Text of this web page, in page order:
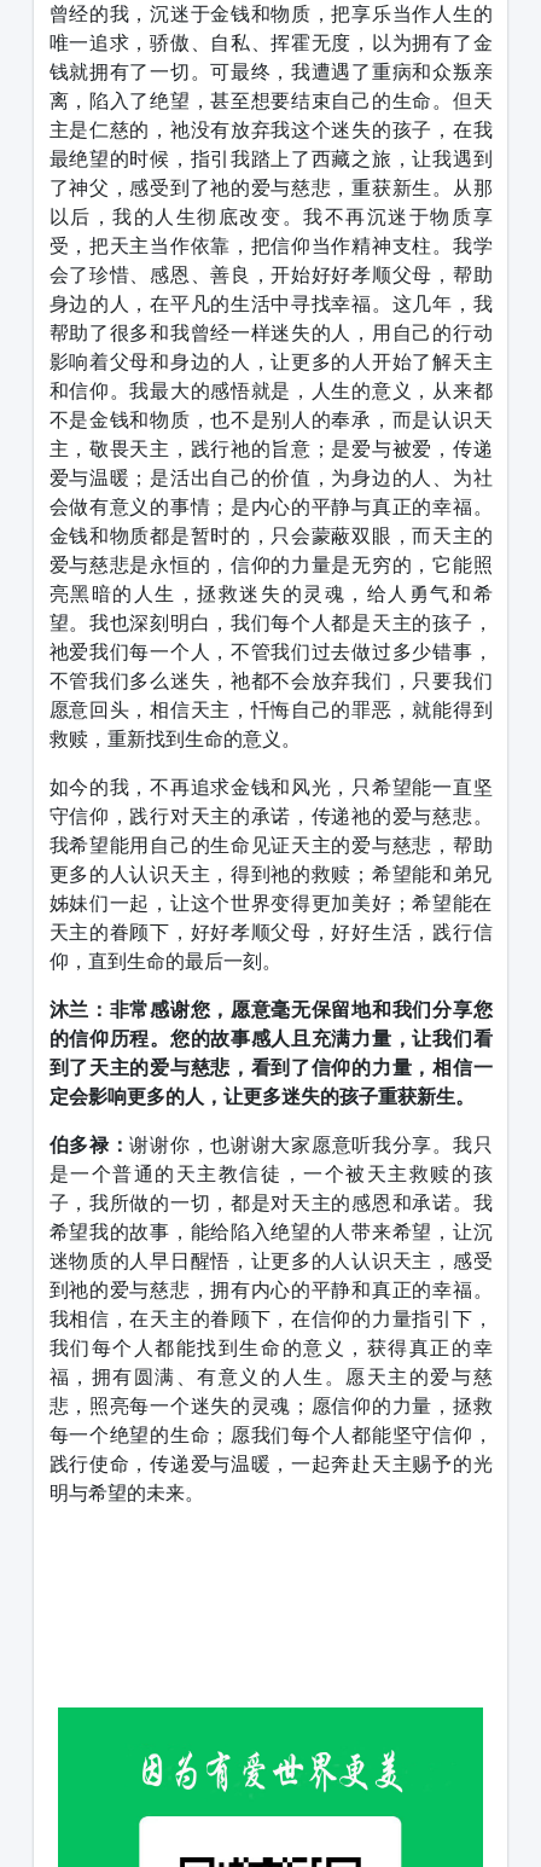
曾经的我，沉迷于金钱和物质，把享乐当作人生的
唯一追求，骄傲、自私、挥霍无度，以为拥有了金
钱就拥有了一切。可最终，我遭遇了重病和众叛亲
离，陷入了绝望，甚至想要结束自己的生命。但天
主是仁慈的，祂没有放弃我这个迷失的孩子，在我
最绝望的时候，指引我踏上了西藏之旅，让我遇到
了神父，感受到了祂的爱与慈悲，重获新生。从那
以后，我的人生彻底改变。我不再沉迷于物质享
受，把天主当作依靠，把信仰当作精神支柱。我学
会了珍惜、感恩、善良，开始好好孝顺父母，帮助
身边的人，在平凡的生活中寻找幸福。这几年，我
帮助了很多和我曾经一样迷失的人，用自己的行动
影响着父母和身边的人，让更多的人开始了解天主
和信仰。我最大的感悟就是，人生的意义，从来都
不是金钱和物质，也不是别人的奉承，而是认识天
主，敬畏天主，践行祂的旨意；是爱与被爱，传递
爱与温暖；是活出自己的价值，为身边的人、为社
会做有意义的事情；是内心的平静与真正的幸福。
金钱和物质都是暂时的，只会蒙蔽双眼，而天主的
爱与慈悲是永恒的，信仰的力量是无穷的，它能照
亮黑暗的人生，拯救迷失的灵魂，给人勇气和希
望。我也深刻明白，我们每个人都是天主的孩子，
祂爱我们每一个人，不管我们过去做过多少错事，
不管我们多么迷失，祂都不会放弃我们，只要我们
愿意回头，相信天主，忏悔自己的罪恶，就能得到
救赎，重新找到生命的意义。
如今的我，不再追求金钱和风光，只希望能一直坚
守信仰，践行对天主的承诺，传递祂的爱与慈悲。
我希望能用自己的生命见证天主的爱与慈悲，帮助
更多的人认识天主，得到祂的救赎；希望能和弟兄
姊妹们一起，让这个世界变得更加美好；希望能在
天主的眷顾下，好好孝顺父母，好好生活，践行信
仰，直到生命的最后一刻。
沐兰：非常感谢您，愿意毫无保留地和我们分享您
的信仰历程。您的故事感人且充满力量，让我们看
到了天主的爱与慈悲，看到了信仰的力量，相信一
定会影响更多的人，让更多迷失的孩子重获新生。
伯多禄：谢谢你，也谢谢大家愿意听我分享。我只
是一个普通的天主教信徒，一个被天主救赎的孩
子，我所做的一切，都是对天主的感恩和承诺。我
希望我的故事，能给陷入绝望的人带来希望，让沉
迷物质的人早日醒悟，让更多的人认识天主，感受
到祂的爱与慈悲，拥有内心的平静和真正的幸福。
我相信，在天主的眷顾下，在信仰的力量指引下，
我们每个人都能找到生命的意义，获得真正的幸
福，拥有圆满、有意义的人生。愿天主的爱与慈
悲，照亮每一个迷失的灵魂；愿信仰的力量，拯救
每一个绝望的生命；愿我们每个人都能坚守信仰，
践行使命，传递爱与温暖，一起奔赴天主赐予的光
明与希望的未来。